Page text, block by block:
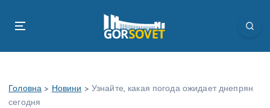
Головна > Новини > Узнайте, какая погода ожидает днепрян
сегодня